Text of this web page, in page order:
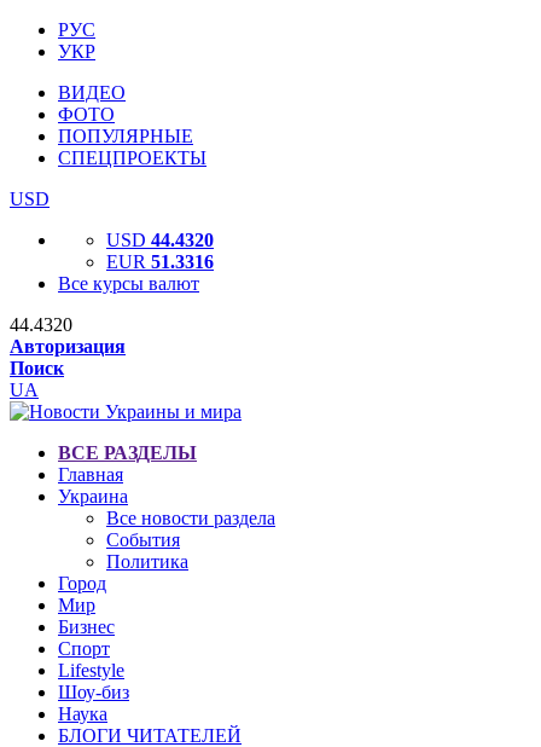
РУС
УКР
ВИДЕО
ФОТО
ПОПУЛЯРНЫЕ
СПЕЦПРОЕКТЫ
USD
USD 44.4320
EUR 51.3316
Все курсы валют
44.4320
Авторизация
Поиск
UA
ВСЕ РАЗДЕЛЫ
Главная
Украина
Все новости раздела
События
Политика
Город
Мир
Бизнес
Спорт
Lifestyle
Шоу-биз
Наука
БЛОГИ ЧИТАТЕЛЕЙ